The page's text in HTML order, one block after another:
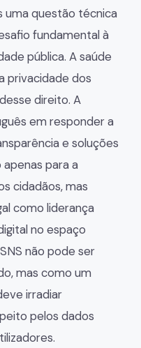
uma questão técnica
fundamental à
pública. A saúde
privacidade dos
direito. A
em responder a
e soluções
para a
cidadãos, mas
como liderança
no espaço
não pode ser
mas como um
irradiar
pelos dados